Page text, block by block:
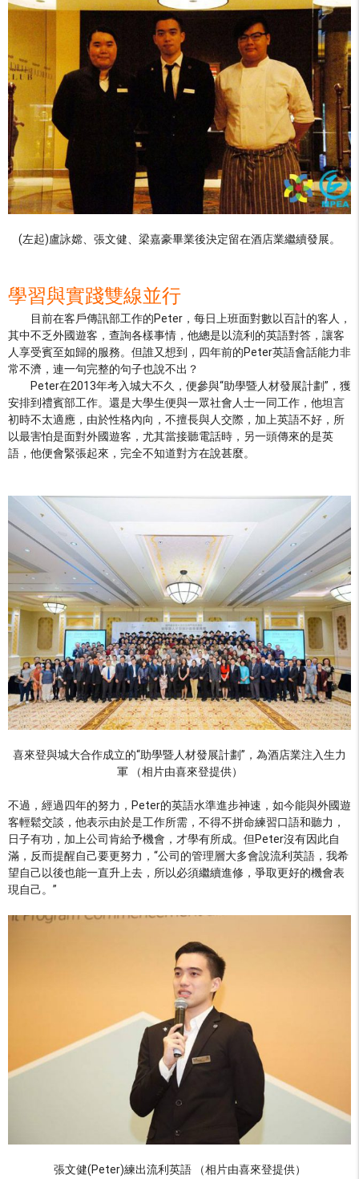
(左起)盧詠嫦、張文健、梁嘉豪畢業後決定留在酒店業繼續發展。
學習與實踐雙線並行
目前在客戶傳訊部工作的Peter，每日上班面對數以百計的客人，
其中不乏外國遊客，查詢各樣事情，他總是以流利的英語對答，讓客
人享受賓至如歸的服務。但誰又想到，四年前的Peter英語會話能力非
常不濟，連一句完整的句子也說不出？
Peter在2013年考入城大不久，便參與“助學暨人材發展計劃”，獲
安排到禮賓部工作。還是大學生便與一眾社會人士一同工作，他坦言
初時不太適應，由於性格內向，不擅長與人交際，加上英語不好，所
以最害怕是面對外國遊客，尤其當接聽電話時，另一頭傳來的是英
語，他便會緊張起來，完全不知道對方在說甚麼。
喜來登與城大合作成立的“助學暨人材發展計劃”，為酒店業注入生力
軍 （相片由喜來登提供）
不過，經過四年的努力，Peter的英語水準進步神速，如今能與外國遊
客輕鬆交談，他表示由於是工作所需，不得不拼命練習口語和聽力，
日子有功，加上公司肯給予機會，才學有所成。但Peter沒有因此自
滿，反而提醒自己要更努力，“公司的管理層大多會說流利英語，我希
望自己以後也能一直升上去，所以必須繼續進修，爭取更好的機會表
現自己。”
張文健(Peter)練出流利英語 （相片由喜來登提供）